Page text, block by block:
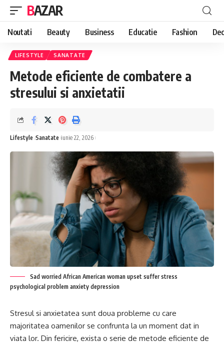
BAZAR
Noutati Beauty Business Educatie Fashion
LIFESTYLE SANATATE
Metode eficiente de combatere a
stresului si anxietatii
Lifestyle Sanatate iunie 22, 2026
Sad worried African American woman upset suffer stress
psychological problem anxiety depression
Stresul si anxietatea sunt doua probleme cu care
majoritatea oamenilor se confrunta la un moment dat in
viata lor. Din fericire, exista o serie de metode eficiente de